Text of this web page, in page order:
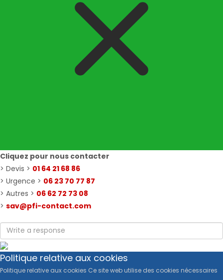
Cliquez pour nous contacter
> Devis > 01 64 21 68 86
> Urgence > 06 23 70 77 87
> Autres > 06 62 72 73 08
> sav@pfi-contact.com
Politique relative aux cookies
Politique relative aux cookies Ce site web utilise des cookies nécessaires